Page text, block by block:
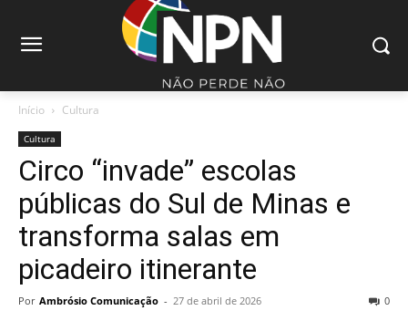
Início Cultura
Cultura
Circo “invade” escolas
públicas do Sul de Minas e
transforma salas em
picadeiro itinerante
Por Ambrósio Comunicação - 27 de abril de 2026 0